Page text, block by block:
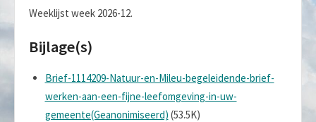
Weeklijst week 2026-12.
Bijlage(s)
Brief-1114209-Natuur-en-Mileu-begeleidende-brief-
werken-aan-een-fijne-leefomgeving-in-uw-
gemeente(Geanonimiseerd) (53.5K)